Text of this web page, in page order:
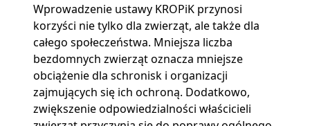
Wprowadzenie ustawy KROPiK przynosi
korzyści nie tylko dla zwierząt, ale także dla
całego społeczeństwa. Mniejsza liczba
bezdomnych zwierząt oznacza mniejsze
obciążenie dla schronisk i organizacji
zajmujących się ich ochroną. Dodatkowo,
zwiększenie odpowiedzialności właścicieli